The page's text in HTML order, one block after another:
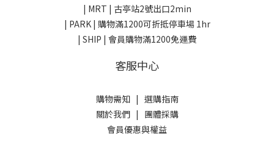
| MRT | 古亭站2號出口2min
| PARK | 購物滿1200可折抵停車場 1hr
| SHIP | 會員購物滿1200免運費
客服中心
購物需知| 選購指南
關於我們| 團體採購
會員優惠與權益